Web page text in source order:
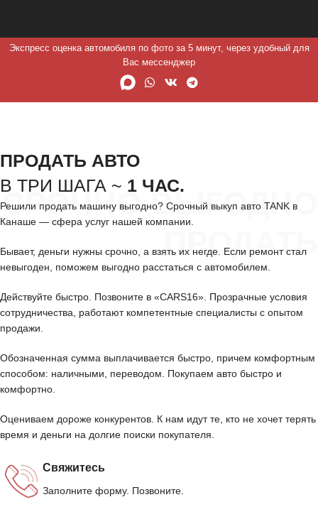
Экспресс оценка автомобиля по фото за 5 минут, через удобный для
Вас мессенджер
СРОЧНО ВЫГОДНО
ПРОДАТЬ
ПРОДАТЬ АВТО
В ТРИ ШАГА ~ 1 ЧАС.
Решили продать машину выгодно? Срочный выкуп авто TANK в
Канаше — сфера услуг нашей компании.
Бывает, деньги нужны срочно, а взять их негде. Если ремонт стал
невыгоден, поможем выгодно расстаться с автомобилем.
Действуйте быстро. Позвоните в «CARS16». Прозрачные условия
сотрудничества, работают компетентные специалисты с опытом
продажи.
Обозначенная сумма выплачивается быстро, причем комфортным
способом: наличными, переводом. Покупаем авто быстро и
комфортно.
Оцениваем дороже конкурентов. К нам идут те, кто не хочет терять
время и деньги на долгие поиски покупателя.
Свяжитесь
Заполните форму. Позвоните.